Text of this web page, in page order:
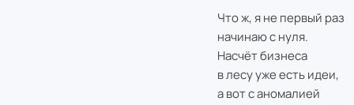
Что ж, я не первый раз
начинаю с нуля.
Насчёт бизнеса
в лесу уже есть идеи,
а вот с аномалией